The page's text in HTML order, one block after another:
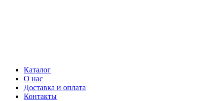
Каталог
О нас
Доставка и оплата
Контакты